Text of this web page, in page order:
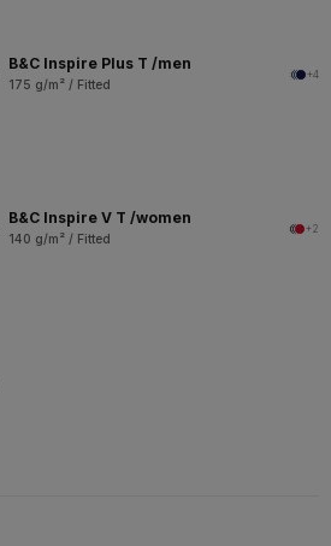
B&C Inspire Plus T /men
175 g/m² / Fitted
+4
B&C Inspire V T /women
140 g/m² / Fitted
+2